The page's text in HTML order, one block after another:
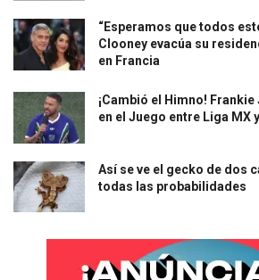
“Esperamos que todos
Clooney evacúa su
en Francia
¡Cambió el Himno!
en el Juego entre Liga MX
Así se ve el gecko de dos
todas las probabilidades